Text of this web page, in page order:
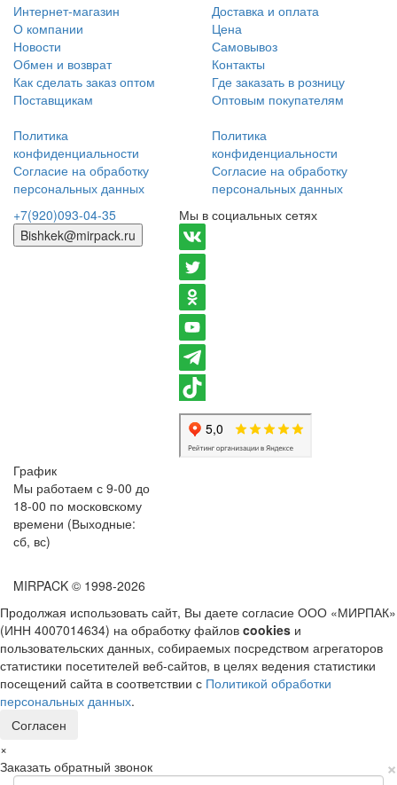
Интернет-магазин
О компании
Новости
Обмен и возврат
Как сделать заказ оптом
Поставщикам
Политика
конфиденциальности
Согласие на обработку
персональных данных
Доставка и оплата
Цена
Самовывоз
Контакты
Где заказать в розницу
Оптовым покупателям
Политика
конфиденциальности
Согласие на обработку
персональных данных
+7(920)093-04-35
Bishkek@mirpack.ru
Мы в социальных сетях
График
Мы работаем с 9-00 до
18-00 по московскому
времени (Выходные:
сб, вс)
MIRPACK © 1998-2026
Продолжая использовать сайт, Вы даете согласие ООО «МИРПАК»
(ИНН 4007014634) на обработку файлов cookies и
пользовательских данных, собираемых посредством агрегаторов
статистики посетителей веб-сайтов, в целях ведения статистики
посещений сайта в соответствии с Политикой обработки
персональных данных.
Согласен
×
×
Заказать обратный звонок